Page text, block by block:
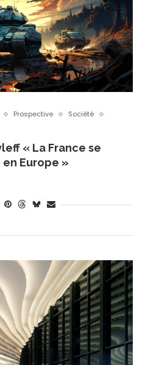
Prospective
Société
« La France se
Europe »